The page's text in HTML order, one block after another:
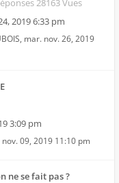
28163 Vues
2019 6:33 pm
, mar. nov. 26, 2019
3:09 pm
09, 2019 11:10 pm
ne se fait pas ?